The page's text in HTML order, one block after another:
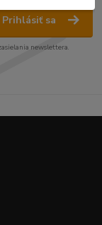
Prihlásiť sa
newslettera.